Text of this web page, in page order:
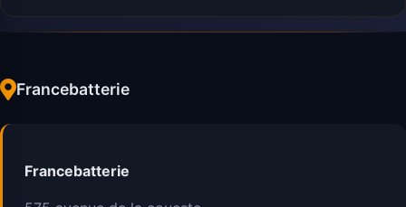
Francebatterie
Francebatterie